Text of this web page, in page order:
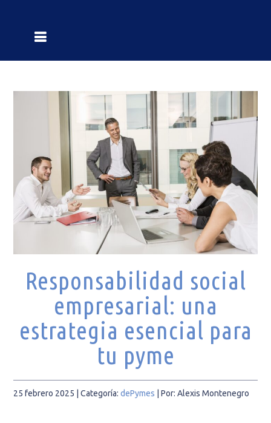
Responsabilidad social
empresarial: una
estrategia esencial para
tu pyme
25 febrero 2025 | Categoría:dePymes |Por: Alexis Montenegro